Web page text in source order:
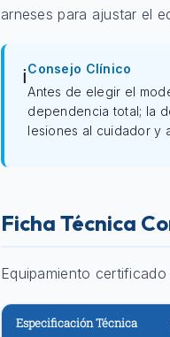
arneses para ajustar el
ℹ️Consejo Clínico
Antes de elegir el
dependencia total; la
lesiones al cuidador y
Ficha Técnica
Equipamiento
Especificación Técnica